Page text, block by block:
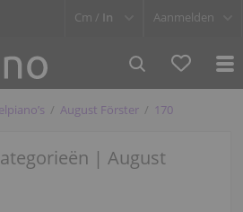
Cm / In Aanmelden
August Förster 170
| August